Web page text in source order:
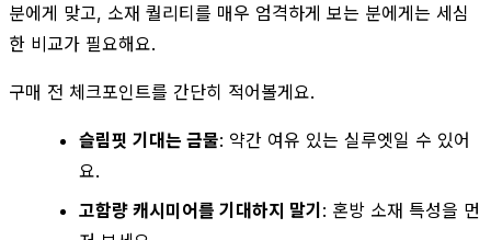
분에게 맞고, 소재 퀄리티를 매우 엄격하게 보는 분에게는 세심
한 비교가 필요해요.
구매 전 체크포인트를 간단히 적어볼게요.
슬림핏 기대는 금물: 약간 여유 있는 실루엣일 수 있어
요.
고함량 캐시미어를 기대하지 말기 : 혼방 소재 특성을 먼